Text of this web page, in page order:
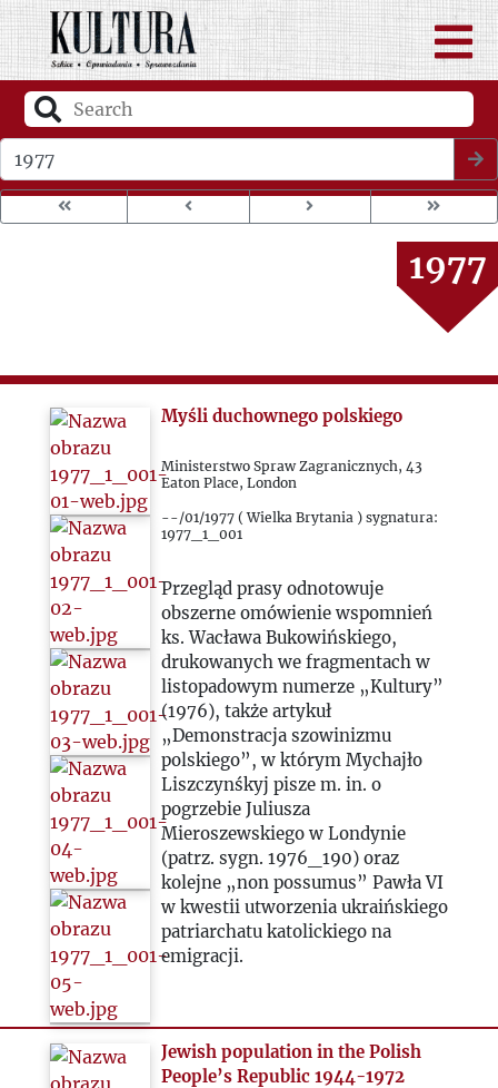
1973
1974
1975
1976
1977
1978
1979
1980
1981
1983
1984
1985
1987
1990
Myśli duchownego polskiego
Ministerstwo Spraw Zagranicznych, 43
Eaton Place, London
--/01/1977 ( Wielka Brytania ) sygnatura:
1977_1_001
Przegląd prasy odnotowuje
obszerne omówienie wspomnień
ks. Wacława Bukowińskiego,
drukowanych we fragmentach w
listopadowym numerze „Kultury”
(1976), także artykuł
„Demonstracja szowinizmu
polskiego”, w którym Mychajło
Liszczynśkyj pisze m. in. o
pogrzebie Juliusza
Mieroszewskiego w Londynie
(patrz. sygn. 1976_190) oraz
kolejne „non possumus” Pawła VI
w kwestii utworzenia ukraińskiego
patriarchatu katolickiego na
emigracji.
Jewish population in the Polish
People’s Republic 1944-1972